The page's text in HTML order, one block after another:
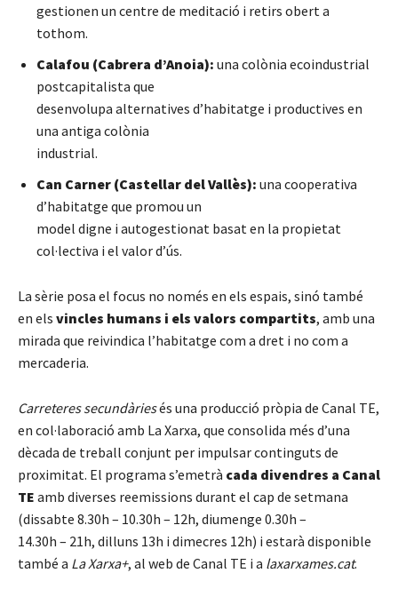
gestionen un centre de meditació i retirs obert a
tothom.
Calafou (Cabrera d’Anoia): una colònia ecoindustrial
postcapitalista que
desenvolupa alternatives d’habitatge i productives en
una antiga colònia
industrial.
Can Carner (Castellar del Vallès): una cooperativa
d’habitatge que promou un
model digne i autogestionat basat en la propietat
col·lectiva i el valor d’ús.
La sèrie posa el focus no només en els espais, sinó també
en els vincles humans i els valors compartits, amb una
mirada que reivindica l’habitatge com a dret i no com a
mercaderia.
Carreteres secundàriesés una producció pròpia de Canal TE,
en col·laboració amb La Xarxa, que consolida més d’una
dècada de treball conjunt per impulsar continguts de
proximitat. El programa s’emetrà cada divendres a Canal
TE amb diverses reemissions durant el cap de setmana
(dissabte 8.30h – 10.30h – 12h, diumenge 0.30h –
14.30h – 21h, dilluns 13h i dimecres 12h) i estarà disponible
també a La Xarxa+, al web de Canal TE i a laxarxames.cat.